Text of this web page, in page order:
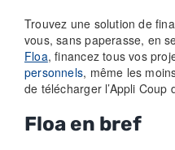
Trouvez une solution de
vous, sans paperasse, en
Floa, financez tous vos
personnels, même les
de télécharger l’Appli Coup
Floa en bref